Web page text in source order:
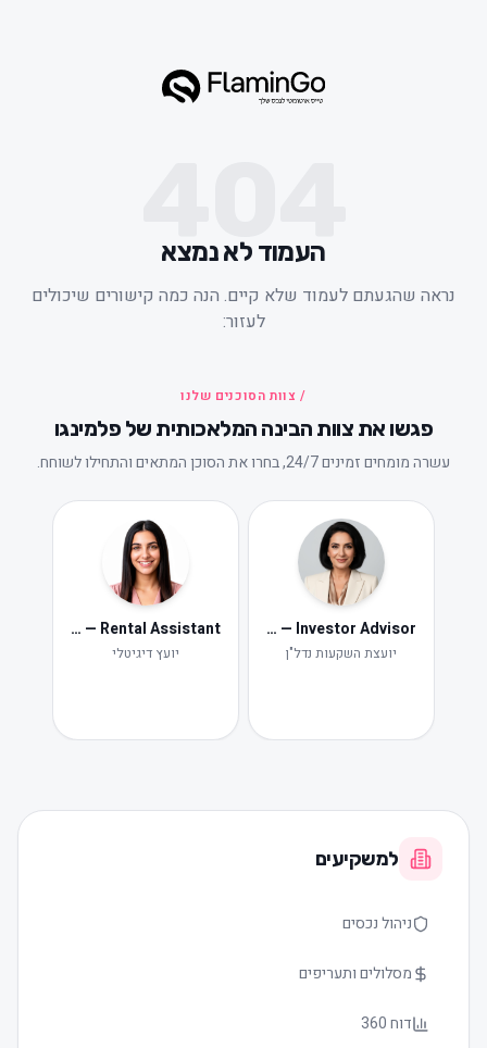
העמוד לא נמצא
שהגעתם לעמוד שלא קיים. הנה כמה קישורים שיכולים
לעזור:
/ צוות הסוכנים שלנו
פגשו את צוות הבינה המלאכותית של פלמינגו
עשרה מומחים זמינים 24/7, בחרו את הסוכן המתאים והתחילו לשוחח.
Iris — Investor Advisor
יועצת השקעות נדל"ן
Neta — Rental Assistant
יועץ דיגיטלי
למשקיעים
ניהול נכסים
מסלולים ותעריפים
דוח 360